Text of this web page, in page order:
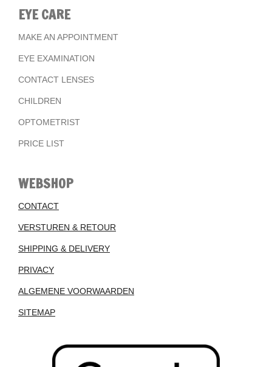
EYE CARE
MAKE AN APPOINTMENT
EYE EXAMINATION
CONTACT LENSES
CHILDREN
OPTOMETRIST
PRICE LIST
WEBSHOP
CONTACT
VERSTUREN & RETOUR
SHIPPING & DELIVERY
PRIVACY
ALGEMENE VOORWAARDEN
SITEMAP